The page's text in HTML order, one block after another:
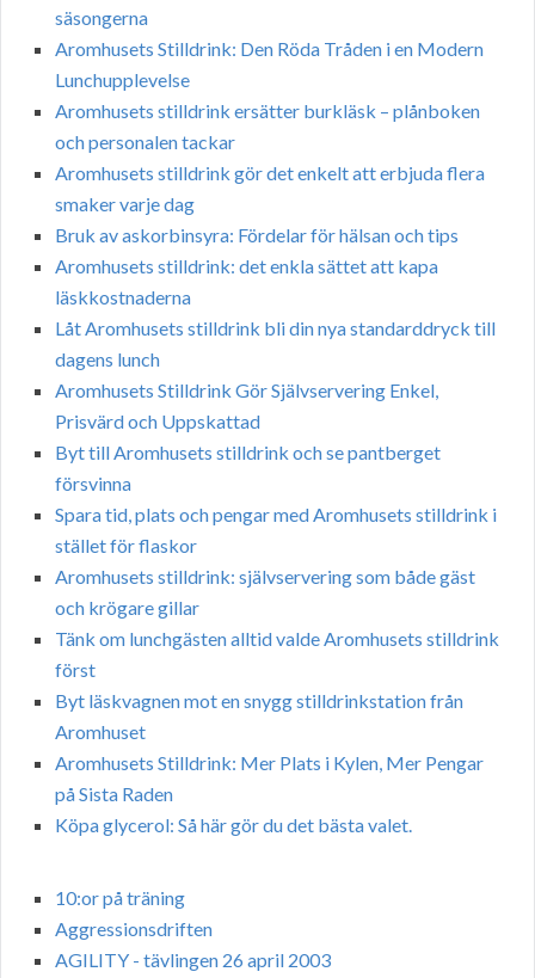
säsongerna
Aromhusets Stilldrink: Den Röda Tråden i en Modern
Lunchupplevelse
Aromhusets stilldrink ersätter burkläsk – plånboken
och personalen tackar
Aromhusets stilldrink gör det enkelt att erbjuda flera
smaker varje dag
Bruk av askorbinsyra: Fördelar för hälsan och tips
Aromhusets stilldrink: det enkla sättet att kapa
läskkostnaderna
Låt Aromhusets stilldrink bli din nya standarddryck till
dagens lunch
Aromhusets Stilldrink Gör Självservering Enkel,
Prisvärd och Uppskattad
Byt till Aromhusets stilldrink och se pantberget
försvinna
Spara tid, plats och pengar med Aromhusets stilldrink i
stället för flaskor
Aromhusets stilldrink: självservering som både gäst
och krögare gillar
Tänk om lunchgästen alltid valde Aromhusets stilldrink
först
Byt läskvagnen mot en snygg stilldrinkstation från
Aromhuset
Aromhusets Stilldrink: Mer Plats i Kylen, Mer Pengar
på Sista Raden
Köpa glycerol: Så här gör du det bästa valet.
10:or på träning
Aggressionsdriften
AGILITY - tävlingen 26 april 2003